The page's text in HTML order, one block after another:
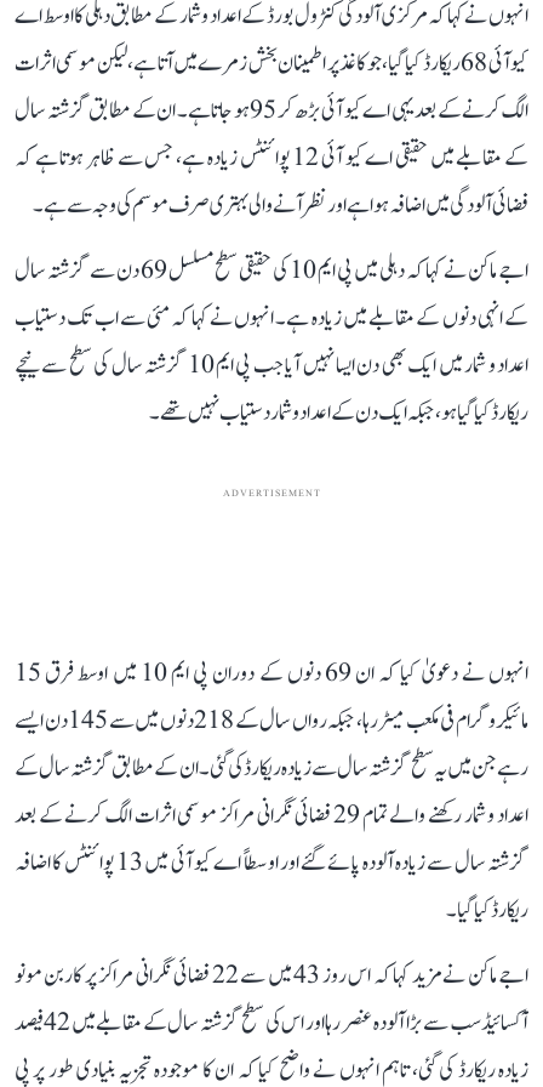
انہوں نے کہا کہ مرکزی آلودگی کنٹرول بورڈ کے اعداد و شمار کے مطابق دہلی کا اوسط اے
کیو آئی 68 ریکارڈ کیا گیا، جو کاغذ پر اطمینان بخش زمرے میں آتا ہے، لیکن موسمی اثرات
الگ کرنے کے بعد یہی اے کیو آئی بڑھ کر 95 ہو جاتا ہے۔ ان کے مطابق گزشتہ سال
کے مقابلے میں حقیقی اے کیو آئی 12 پوائنٹس زیادہ ہے، جس سے ظاہر ہوتا ہے کہ
فضائی آلودگی میں اضافہ ہوا ہے اور نظر آنے والی بہتری صرف موسم کی وجہ سے ہے۔
اجے ماکن نے کہا کہ دہلی میں پی ایم 10 کی حقیقی سطح مسلسل 69 دن سے گزشتہ سال
کے انہی دنوں کے مقابلے میں زیادہ ہے۔ انہوں نے کہا کہ مئی سے اب تک دستیاب
اعداد و شمار میں ایک بھی دن ایسا نہیں آیا جب پی ایم 10 گزشتہ سال کی سطح سے نیچے
ریکارڈ کیا گیا ہو، جبکہ ایک دن کے اعداد و شمار دستیاب نہیں تھے۔
ADVERTISEMENT
انہوں نے دعویٰ کیا کہ ان 69 دنوں کے دوران پی ایم 10 میں اوسط فرق 15
مائیکروگرام فی مکعب میٹر رہا، جبکہ رواں سال کے 218 دنوں میں سے 145 دن ایسے
رہے جن میں یہ سطح گزشتہ سال سے زیادہ ریکارڈ کی گئی۔ ان کے مطابق گزشتہ سال کے
اعداد و شمار رکھنے والے تمام 29 فضائی نگرانی مراکز موسمی اثرات الگ کرنے کے بعد
گزشتہ سال سے زیادہ آلودہ پائے گئے اور اوسطاً اے کیو آئی میں 13 پوائنٹس کا اضافہ
ریکارڈ کیا گیا۔
اجے ماکن نے مزید کہا کہ اس روز 43 میں سے 22 فضائی نگرانی مراکز پر کاربن مونو
آکسائیڈ سب سے بڑا آلودہ عنصر رہا اور اس کی سطح گزشتہ سال کے مقابلے میں 42 فیصد
زیادہ ریکارڈ کی گئی، تاہم انہوں نے واضح کیا کہ ان کا موجودہ تجزیہ بنیادی طور پر پی